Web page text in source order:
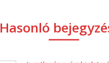
Hasonló